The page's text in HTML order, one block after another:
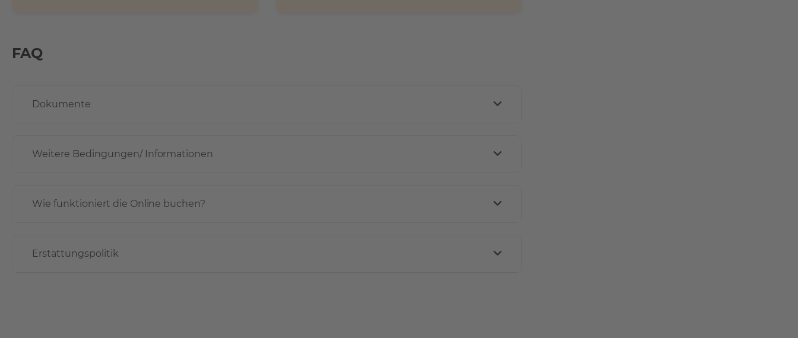
FAQ
Dokumente
Weitere Bedingungen/ Informationen
Wie funktioniert die Online buchen?
Erstattungspolitik